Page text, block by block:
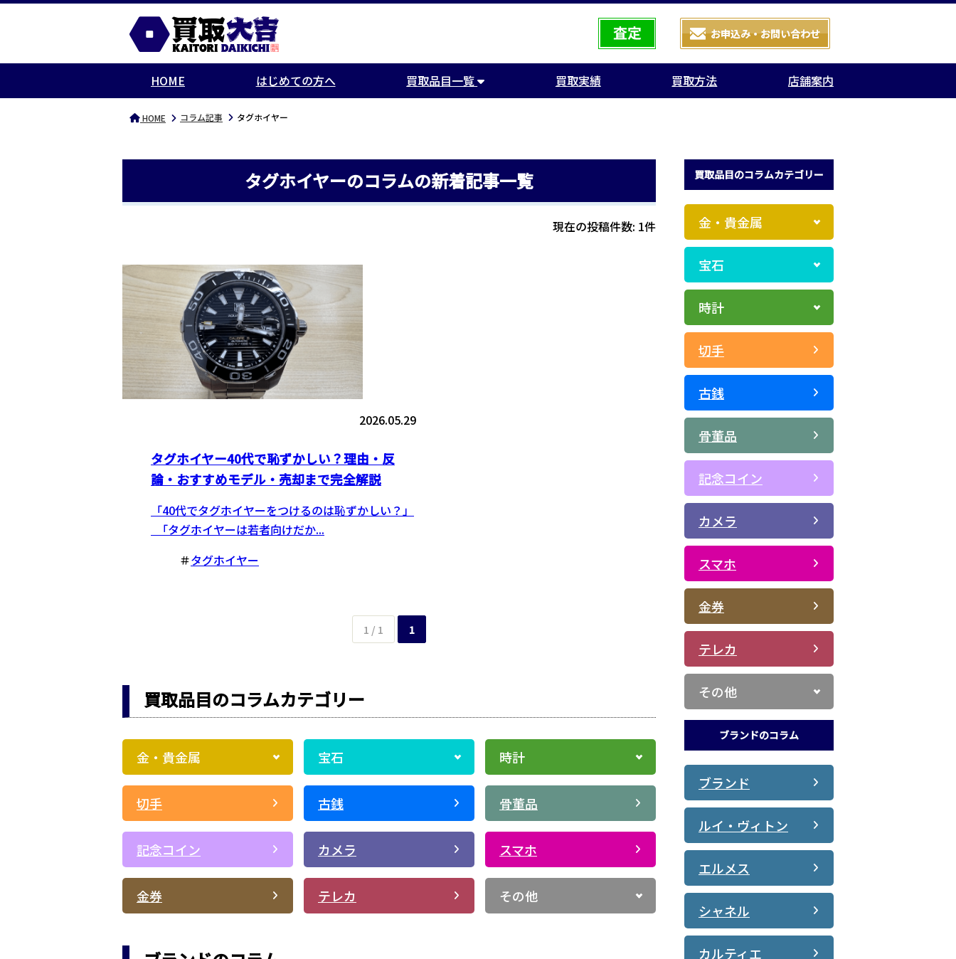
HOME はじめての方へ 買取品目一覧 買取実績 買取方法 店舗案内
HOME コラム記事 タグホイヤー
タグホイヤーのコラムの新着記事一覧
現在の投稿件数: 1件
2026.05.29
タグホイヤー40代で恥ずかしい？理由・反
論・おすすめモデル・売却まで完全解説
「40代でタグホイヤーをつけるのは恥ずかしい？」
「タグホイヤーは若者向けだか...
＃タグホイヤー
1 / 1 1
買取品目のコラムカテゴリー
金・貴金属 宝石 時計
切手 古銭 骨董品
記念コイン カメラ スマホ
金券 テレカ その他
買取品目のコラムカテゴリー
金・貴金属
宝石
時計
切手
古銭
骨董品
記念コイン
カメラ
スマホ
金券
テレカ
その他
ブランドのコラム
ブランド
ルイ・ヴィトン
エルメス
シャネル
カルティエ